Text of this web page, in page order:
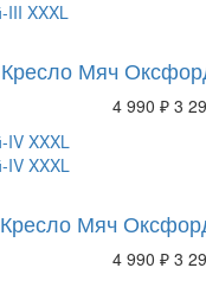
Кресло Мяч
4 990 ₽ 3
Кресло Мяч
4 990 ₽ 3